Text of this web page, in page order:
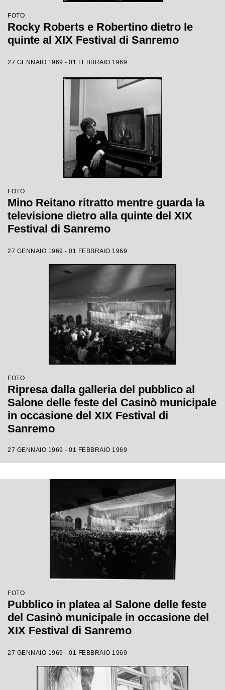
FOTO
Rocky Roberts e Robertino dietro le
quinte al XIX Festival di Sanremo
27 GENNAIO 1969 - 01 FEBBRAIO 1969
FOTO
Mino Reitano ritratto mentre guarda la
televisione dietro alla quinte del XIX
Festival di Sanremo
27 GENNAIO 1969 - 01 FEBBRAIO 1969
FOTO
Ripresa dalla galleria del pubblico al
Salone delle feste del Casinò municipale
in occasione del XIX Festival di
Sanremo
27 GENNAIO 1969 - 01 FEBBRAIO 1969
FOTO
Pubblico in platea al Salone delle feste
del Casinò municipale in occasione del
XIX Festival di Sanremo
27 GENNAIO 1969 - 01 FEBBRAIO 1969